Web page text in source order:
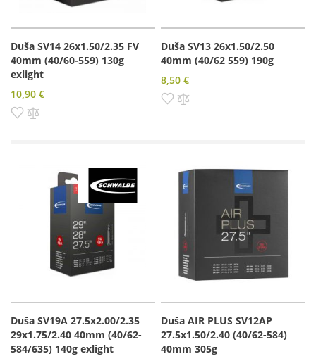
Duša SV14 26x1.50/2.35 FV
40mm (40/60-559) 130g
exlight
10,90 €
Pridať do zoznamu prianí
Duša SV13 26x1.50/2.50
40mm (40/62 559) 190g
8,50 €
Pridať do zoznamu prianí
Duša SV19A 27.5x2.00/2.35
29x1.75/2.40 40mm (40/62-
584/635) 140g exlight
Duša AIR PLUS SV12AP
27.5x1.50/2.40 (40/62-584)
40mm 305g